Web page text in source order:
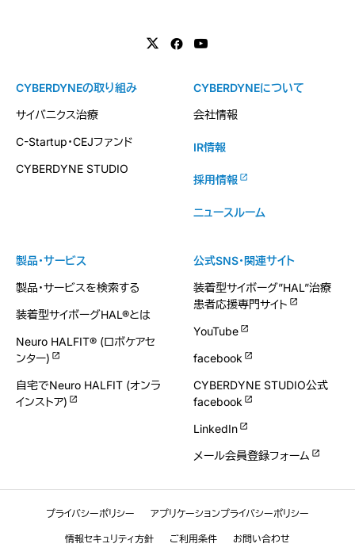
製品・サービス
製品・サービスを検索する
装着型サイボーグHAL®とは
Neuro HALFIT® (ロボケアセ
ンター)
自宅でNeuro HALFIT (オンラ
インストア)
CYBERDYNEの取り組み
サイバニクス治療
C-Startup・CEJファンド
CYBERDYNE STUDIO
CYBERDYNEについて
会社情報
IR情報
採用情報
ニュースルーム
公式SNS・関連サイト
装着型サイボーグ”HAL”治療
患者応援専門サイト
YouTube
facebook
CYBERDYNE STUDIO公式
facebook
LinkedIn
メール会員登録フォーム
プライバシーポリシー アプリケーションプライバシーポリシー
情報セキュリティ方針 ご利用条件 お問い合わせ